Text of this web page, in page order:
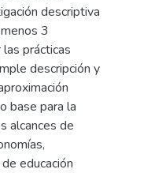
descriptiva
3
prácticas
descripción y
base para la
alcances de
educación